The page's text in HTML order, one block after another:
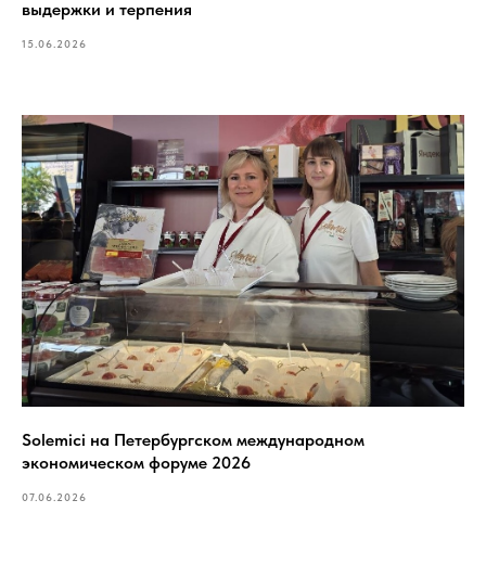
выдержки и терпения
15.06.2026
Solemici на Петербургском международном
экономическом форуме 2026
07.06.2026